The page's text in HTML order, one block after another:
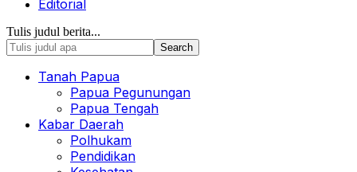
Editorial
Tulis judul berita...
Tanah Papua
Papua Pegunungan
Papua Tengah
Kabar Daerah
Polhukam
Pendidikan